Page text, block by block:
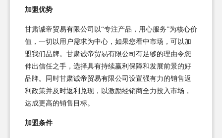
加盟优势
甘肃诚帝贸易有限公司以“专注产品，用心服务”为核心价
值，一切以用户需求为中心，如果您看中市场，可以加
盟我们品牌。甘肃诚帝贸易有限公司有足够的理由令您
伸出信任之手，选择具有持续赢利保障和发展前景的好
品牌。同时甘肃诚帝贸易有限公司设置强有力的销售返
利政策并及时返利兑现，以激励经销商全力投入市场，
达成更高的销售目标。
加盟条件